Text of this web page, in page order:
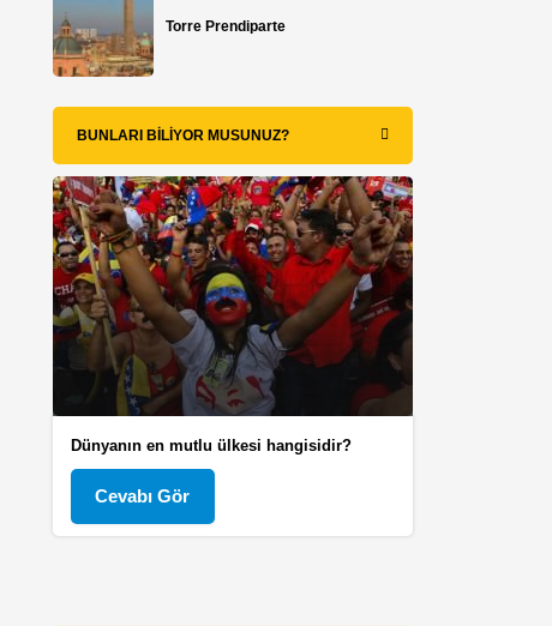
Torre Prendiparte
BUNLARI BILIYOR MUSUNUZ?
Dünyanın en mutlu ülkesi hangisidir?
Cevabı Gör